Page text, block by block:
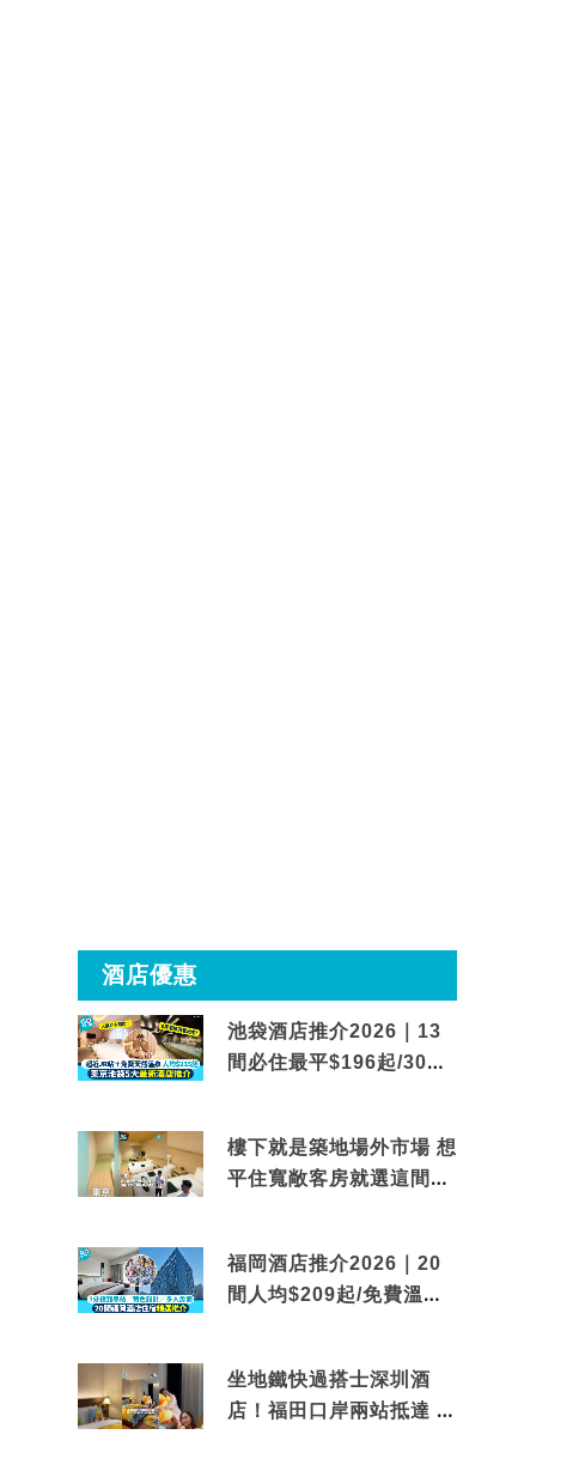
酒店優惠
池袋酒店推介2026｜13
間必住最平$196起/30秒
樓下就是築地場外市場 想
平住寬敞客房就選這間東
福岡酒店推介2026｜20
間人均$209起/免費溫泉/
坐地鐵快過搭士深圳酒
店！福田口岸兩站抵達 還